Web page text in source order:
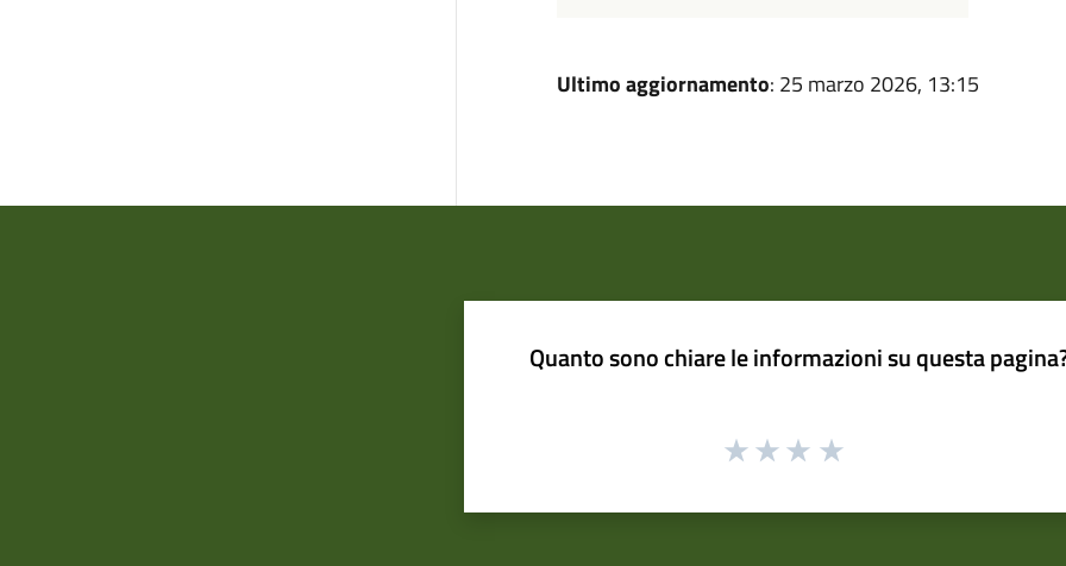
Ultimo aggiornamento: 25 marzo 2026, 13:15
Quanto sono chiare le informazioni su questa